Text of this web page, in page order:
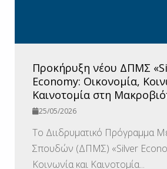
Προκήρυξη νέου ΔΠΜΣ
Economy: Οικονομία,
Καινοτομία στη
25/05/2026
To Διιδρυματικό Πρόγραμμα
Σπουδών (ΔΠΜΣ) «Silver
Κοινωνία και Καινοτομία...